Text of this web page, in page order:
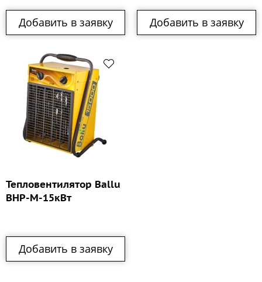
Добавить в заявку Добавить в заявку
Тепловентилятор Ballu
BHP-M-15кВт
Добавить в заявку